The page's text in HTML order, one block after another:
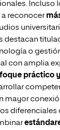
Incluso
a reconocer
destacan
o
con amplia
práctico
mayor
diferenciales